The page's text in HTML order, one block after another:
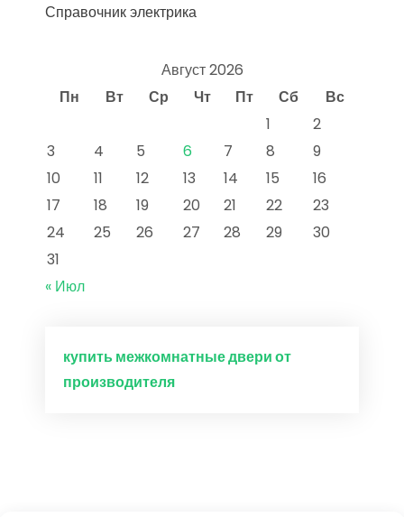
Справочник электрика
Август 2026
Пн
Вт Ср Чт Пт Сб
Вс
1
2
3
4 5 6 7 8
9
10
11 12 13 14 15
16
17
18 19 20 21 22
23
24
25 26 27 28 29
30
31
« Июл
купить межкомнатные двери от
производителя